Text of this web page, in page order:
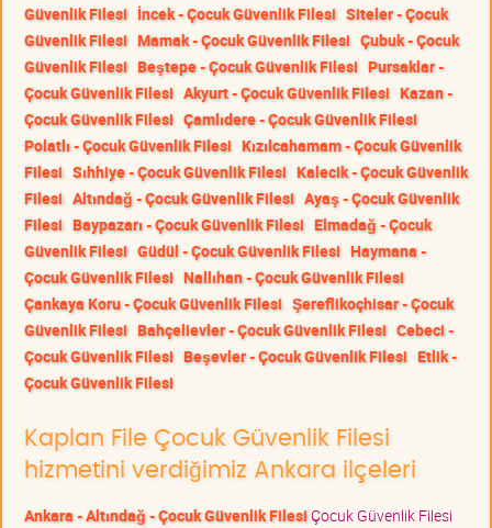
Güvenlik Filesi İncek - Çocuk Güvenlik Filesi Siteler - Çocuk
Güvenlik Filesi Mamak - Çocuk Güvenlik Filesi Çubuk - Çocuk
Güvenlik Filesi Beştepe - Çocuk Güvenlik Filesi Pursaklar -
Çocuk Güvenlik Filesi Akyurt - Çocuk Güvenlik Filesi Kazan -
Çocuk Güvenlik Filesi Çamlıdere - Çocuk Güvenlik Filesi
Polatlı - Çocuk Güvenlik Filesi Kızılcahamam - Çocuk Güvenlik
Filesi Sıhhiye - Çocuk Güvenlik Filesi Kalecik - Çocuk Güvenlik
Filesi Altındağ - Çocuk Güvenlik Filesi Ayaş - Çocuk Güvenlik
Filesi Baypazarı - Çocuk Güvenlik Filesi Elmadağ - Çocuk
Güvenlik Filesi Güdül - Çocuk Güvenlik Filesi Haymana -
Çocuk Güvenlik Filesi Nallıhan - Çocuk Güvenlik Filesi
Çankaya Koru - Çocuk Güvenlik Filesi Şereflikoçhisar - Çocuk
Güvenlik Filesi Bahçelievler - Çocuk Güvenlik Filesi Cebeci -
Çocuk Güvenlik Filesi Beşevler - Çocuk Güvenlik Filesi Etlik -
Çocuk Güvenlik Filesi
Kaplan File Çocuk Güvenlik Filesi
hizmetini verdiğimiz Ankara ilçeleri
Ankara - Altındağ - Çocuk Güvenlik FilesiÇocuk Güvenlik Filesi